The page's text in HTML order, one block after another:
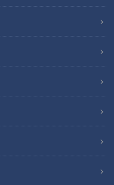
？～配信型ドキュメンタ